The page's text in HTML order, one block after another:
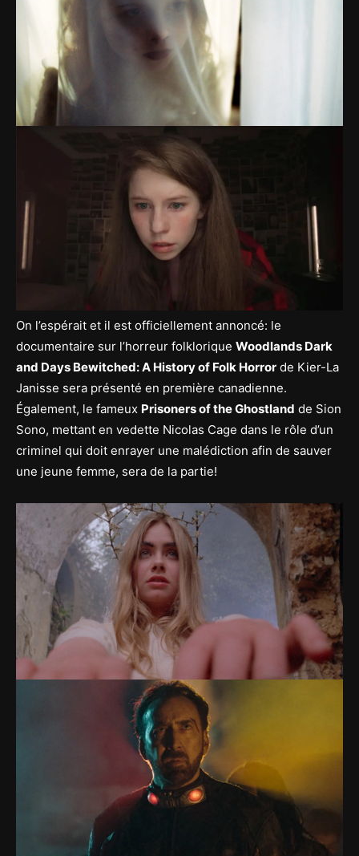
On l’espérait et il est officiellement annoncé: le
documentaire sur l’horreur folklorique Woodlands Dark
and Days Bewitched: A History of Folk Horror de Kier-La
Janisse sera présenté en première canadienne.
Également, le fameux Prisoners of the Ghostland de Sion
Sono, mettant en vedette Nicolas Cage dans le rôle d’un
criminel qui doit enrayer une malédiction afin de sauver
une jeune femme, sera de la partie!